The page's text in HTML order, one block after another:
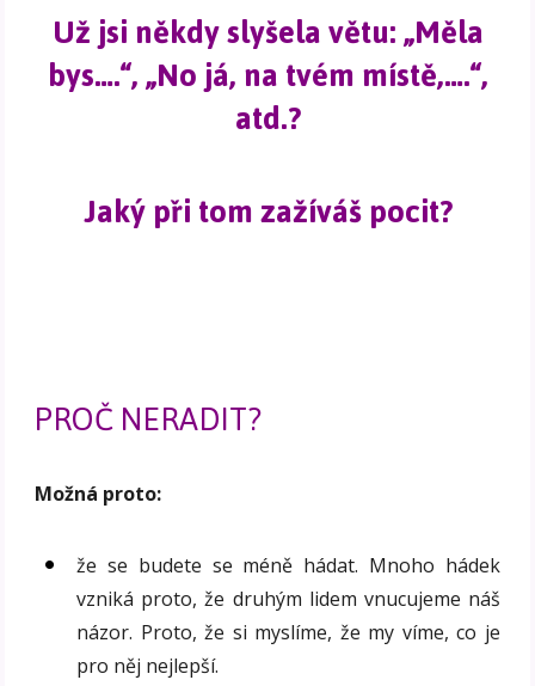
Už jsi někdy slyšela větu: „Měla
bys….“, „No já, na tvém místě,….“,
atd.?
Jaký při tom zažíváš pocit?
PROČ NERADIT?
Možná proto:
že se budete se méně hádat. Mnoho hádek
vzniká proto, že druhým lidem vnucujeme náš
názor. Proto, že si myslíme, že my víme, co je
pro něj nejlepší.